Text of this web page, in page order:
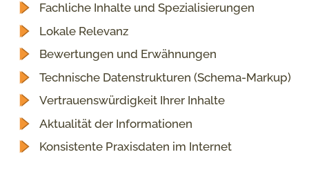
Fachliche Inhalte und Spezialisierungen
Lokale Relevanz
Bewertungen und Erwähnungen
Technische Datenstrukturen (Schema-Markup)
Vertrauenswürdigkeit Ihrer Inhalte
Aktualität der Informationen
Konsistente Praxisdaten im Internet